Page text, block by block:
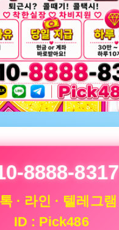
8888-8317
· 라인 · 텔레그램
ID : Pick486